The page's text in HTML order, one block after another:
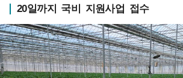
20일까지 국비 지원사업 접수